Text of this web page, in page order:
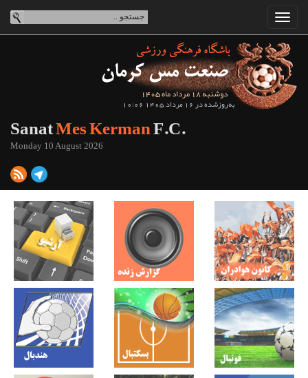
دوشنبه 18 مرداد ماه 1405
به‌روزشده در 16 مرداد 1405 10:06
SanatMes KermanF.C.
Monday 10 August 2026